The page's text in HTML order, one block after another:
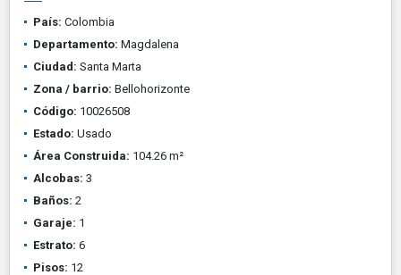
País: Colombia
Departamento: Magdalena
Ciudad: Santa Marta
Zona / barrio: Bellohorizonte
Código: 10026508
Estado: Usado
Área Construida: 104.26 m²
Alcobas: 3
Baños: 2
Garaje: 1
Estrato: 6
Pisos: 12